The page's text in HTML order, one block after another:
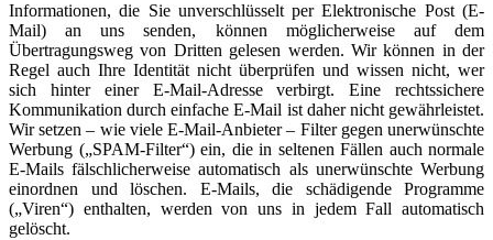
Informationen, die Sie unverschlüsselt per Elektronische Post (E-
Mail) an uns senden, können möglicherweise auf dem
Übertragungsweg von Dritten gelesen werden. Wir können in der
Regel auch Ihre Identität nicht überprüfen und wissen nicht, wer
sich hinter einer E-Mail-Adresse verbirgt. Eine rechtssichere
Kommunikation durch einfache E-Mail ist daher nicht gewährleistet.
Wir setzen – wie viele E-Mail-Anbieter – Filter gegen unerwünschte
Werbung („SPAM-Filter“) ein, die in seltenen Fällen auch normale
E-Mails fälschlicherweise automatisch als unerwünschte Werbung
einordnen und löschen. E-Mails, die schädigende Programme
(„Viren“) enthalten, werden von uns in jedem Fall automatisch
gelöscht.